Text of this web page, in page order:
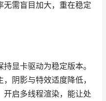
无需盲目加大，重在稳定
显卡驱动为稳定版本。
阴影与特效适度降低，
开启多线程渲染，能让处